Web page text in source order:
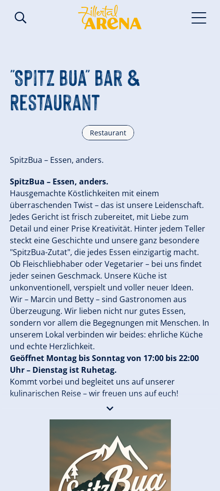
"Spitz Bua" Bar &
Restaurant
Restaurant
SpitzBua – Essen, anders.
SpitzBua – Essen, anders.
Hausgemachte Köstlichkeiten mit einem
überraschenden Twist – das ist unsere Leidenschaft.
Jedes Gericht ist frisch zubereitet, mit Liebe zum
Detail und einer Prise Kreativität. Hinter jedem Teller
steckt eine Geschichte und unsere ganz besondere
"SpitzBua-Zutat", die jedes Essen einzigartig macht.
Ob Fleischliebhaber oder Vegetarier – bei uns findet
jeder seinen Geschmack. Unsere Küche ist
unkonventionell, verspielt und voller neuer Ideen.
Wir – Marcin und Betty – sind Gastronomen aus
Überzeugung. Wir lieben nicht nur gutes Essen,
sondern vor allem die Begegnungen mit Menschen. In
unserem Lokal verbinden wir beides: ehrliche Küche
und echte Herzlichkeit.
Geöffnet Montag bis Sonntag von 17:00 bis 22:00
Uhr – Dienstag ist Ruhetag.
Kommt vorbei und begleitet uns auf unserer
kulinarischen Reise – wir freuen uns auf euch!
Reservierungen direkt unter +43 676 38 46464